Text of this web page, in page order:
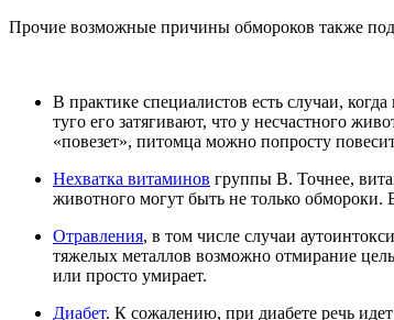
Прочие возможные причины обмороков также
В практике специалистов есть случаи,
туго его затягивают, что у несчастного
«повезет», питомца можно попросту
Нехватка витаминов группы В. Точнее,
животного могут быть не только
Отравления, в том числе случаи
тяжелых металлов возможно отмирание
или просто умирает.
Диабет. К сожалению, при диабете речь